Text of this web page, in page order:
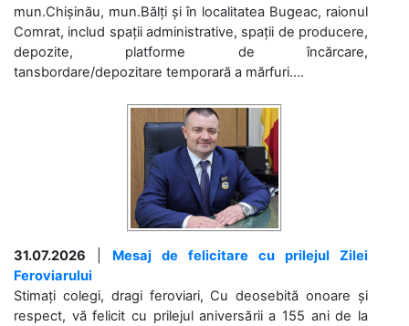
mun.Chișinău, mun.Bălți și în localitatea Bugeac, raionul
Comrat, includ spații administrative, spații de producere,
depozite, platforme de încărcare,
tansbordare/depozitare temporară a mărfuri....
31.07.2026
Mesaj de felicitare cu prilejul Zilei
Feroviarului
Stimați colegi, dragi feroviari, Cu deosebită onoare și
respect, vă felicit cu prilejul aniversării a 155 ani de la